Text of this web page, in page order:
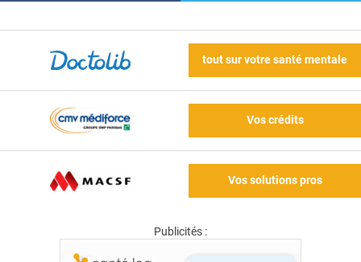
tout sur votre santé mentale
Vos crédits
Vos solutions pros
Publicités :